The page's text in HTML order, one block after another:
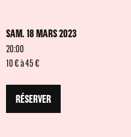
SAM. 18 MARS 2023
20:00
10 € à 45 €
RÉSERVER